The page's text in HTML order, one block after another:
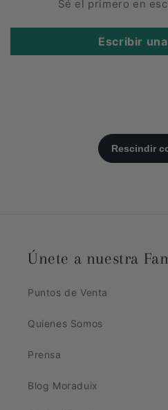
Sé el primero en
Escribir
Únete a nuestra
Puntos de Venta
Quienes Somos
Prensa
Blog Moraduix